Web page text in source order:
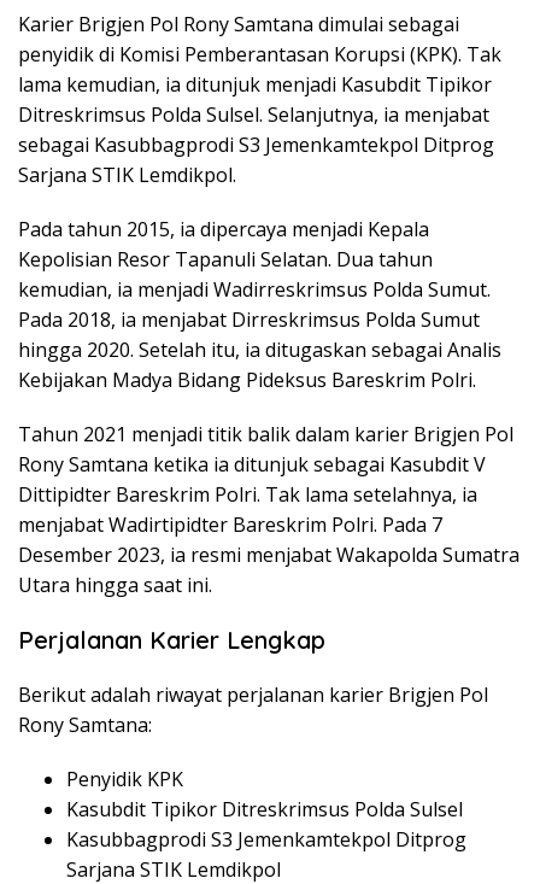
Karier Brigjen Pol Rony Samtana dimulai sebagai
penyidik di Komisi Pemberantasan Korupsi (KPK). Tak
lama kemudian, ia ditunjuk menjadi Kasubdit Tipikor
Ditreskrimsus Polda Sulsel. Selanjutnya, ia menjabat
sebagai Kasubbagprodi S3 Jemenkamtekpol Ditprog
Sarjana STIK Lemdikpol.
Pada tahun 2015, ia dipercaya menjadi Kepala
Kepolisian Resor Tapanuli Selatan. Dua tahun
kemudian, ia menjadi Wadirreskrimsus Polda Sumut.
Pada 2018, ia menjabat Dirreskrimsus Polda Sumut
hingga 2020. Setelah itu, ia ditugaskan sebagai Analis
Kebijakan Madya Bidang Pideksus Bareskrim Polri.
Tahun 2021 menjadi titik balik dalam karier Brigjen Pol
Rony Samtana ketika ia ditunjuk sebagai Kasubdit V
Dittipidter Bareskrim Polri. Tak lama setelahnya, ia
menjabat Wadirtipidter Bareskrim Polri. Pada 7
Desember 2023, ia resmi menjabat Wakapolda Sumatra
Utara hingga saat ini.
Perjalanan Karier Lengkap
Berikut adalah riwayat perjalanan karier Brigjen Pol
Rony Samtana:
Penyidik KPK
Kasubdit Tipikor Ditreskrimsus Polda Sulsel
Kasubbagprodi S3 Jemenkamtekpol Ditprog
Sarjana STIK Lemdikpol